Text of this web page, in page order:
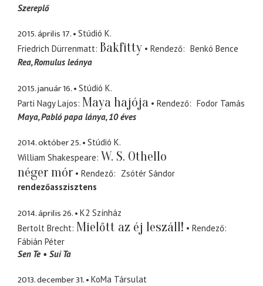
Szereplő
2015. április 17.
Stúdió K.
Friedrich Dürrenmatt Bakfitty Rendező
Benkó Bence
Rea Romulus leánya
2015. január 16.
Stúdió K.
Parti Nagy Lajos Maya hajója Rendező
Fodor Tamás
Maya Pabló papa lánya, 10 éves
2014. október 25.
Stúdió K.
William Shakespeare W. S. Othello
néger mór
Rendező
Zsótér Sándor
rendezőasszisztens
2014. április 26.
K2 Színház
Bertolt Brecht Mielőtt az éj leszáll!
Rendező
Fábián Péter
Sen Te
Sui Ta
2013. december 31. KoMa Társulat